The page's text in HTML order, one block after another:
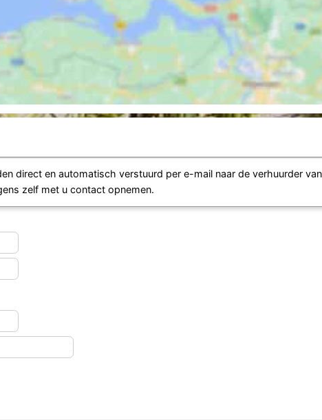
direct en automatisch verstuurd per e-mail naar de verhuurder
zelf met u contact opnemen.